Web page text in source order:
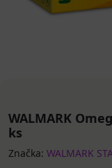
WALMARK
ks
Značka: WALMARK